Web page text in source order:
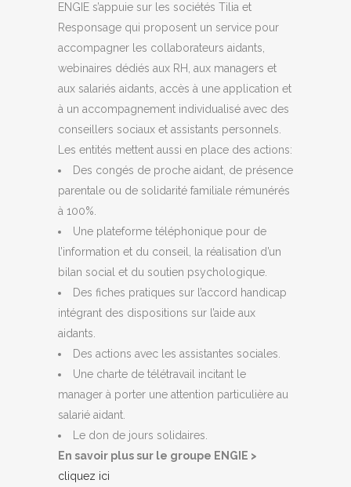
ENGIE s’appuie sur les sociétés Tilia et
Responsage qui proposent un service pour
accompagner les collaborateurs aidants,
webinaires dédiés aux RH, aux managers et
aux salariés aidants, accès à une application et
à un accompagnement individualisé avec des
conseillers sociaux et assistants personnels.
Les entités mettent aussi en place des actions:
Des congés de proche aidant, de présence
parentale ou de solidarité familiale rémunérés
à 100%.
Une plateforme téléphonique pour de
l’information et du conseil, la réalisation d’un
bilan social et du soutien psychologique.
Des fiches pratiques sur l’accord handicap
intégrant des dispositions sur l’aide aux
aidants.
Des actions avec les assistantes sociales.
Une charte de télétravail incitant le
manager à porter une attention particulière au
salarié aidant.
Le don de jours solidaires.
En savoir plus sur le groupe ENGIE >
cliquez ici